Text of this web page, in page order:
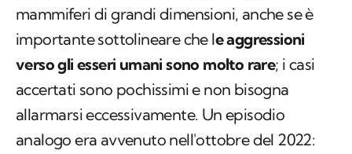
mammiferi di grandi dimensioni, anche se è
importante sottolineare che le aggressioni
verso gli esseri umani sono molto rare; i casi
accertati sono pochissimi e non bisogna
allarmarsi eccessivamente. Un episodio
analogo era avvenuto nell'ottobre del 2022: